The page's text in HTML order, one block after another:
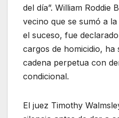
del día”. William Roddie
vecino que se sumó a
el suceso, fue
cargos de homicidio, ha
cadena perpetua con
condicional.
El juez Timothy